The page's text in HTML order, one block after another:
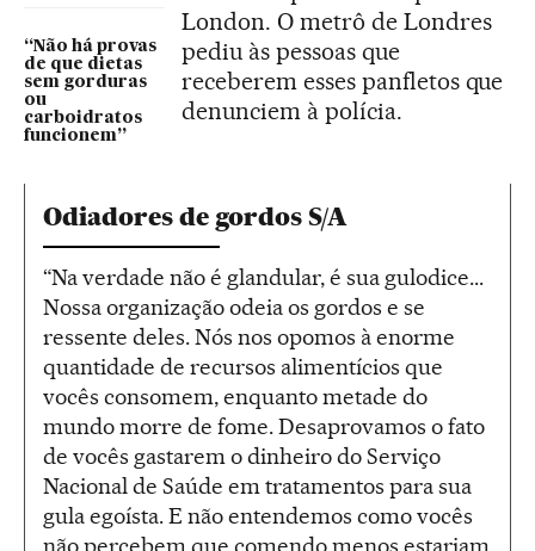
“Não há provas
de que dietas
sem gorduras
ou
carboidratos
funcionem”
London. O metrô de Londres
pediu às pessoas que
receberem esses panfletos que
denunciem à polícia.
Odiadores de gordos S/A
“Na verdade não é glandular, é sua gulodice...
Nossa organização odeia os gordos e se
ressente deles. Nós nos opomos à enorme
quantidade de recursos alimentícios que
vocês consomem, enquanto metade do
mundo morre de fome. Desaprovamos o fato
de vocês gastarem o dinheiro do Serviço
Nacional de Saúde em tratamentos para sua
gula egoísta. E não entendemos como vocês
não percebem que comendo menos estariam